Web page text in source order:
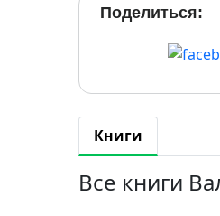
Поделиться:
Книги
Все книги